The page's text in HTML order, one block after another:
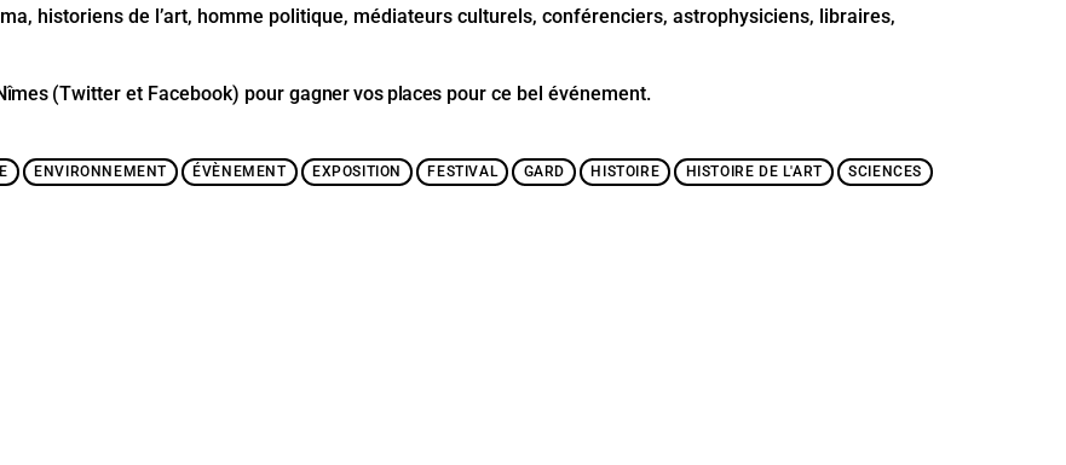
historiens de l’art, homme politique, médiateurs culturels, conférenciers, astrophysiciens, libraires,
(Twitter et Facebook) pourgagner vos places pour ce bel événement.
ENVIRONNEMENT ÉVÈNEMENT EXPOSITION FESTIVAL GARD HISTOIRE HISTOIRE DE L'ART SCIENCES